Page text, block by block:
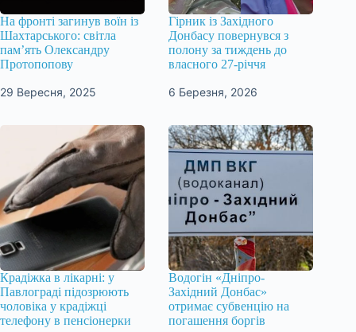
На фронті загинув воїн із
Шахтарського: світла
пам’ять Олександру
Протопопову
29 Вересня, 2025
Гірник із Західного
Донбасу повернувся з
полону за тиждень до
власного 27-річчя
6 Березня, 2026
Крадіжка в лікарні: у
Павлограді підозрюють
чоловіка у крадіжці
телефону в пенсіонерки
Водогін «Дніпро-
Західний Донбас»
отримає субвенцію на
погашення боргів